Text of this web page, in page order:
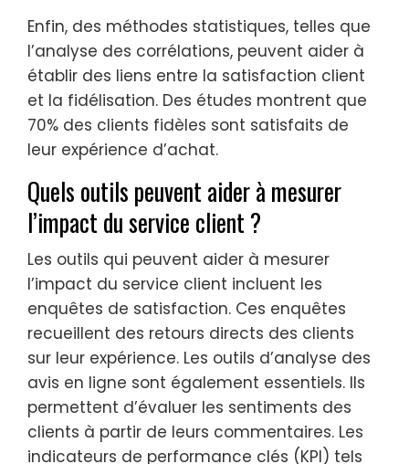
Enfin, des méthodes statistiques, telles que
l’analyse des corrélations, peuvent aider à
établir des liens entre la satisfaction client
et la fidélisation. Des études montrent que
70% des clients fidèles sont satisfaits de
leur expérience d’achat.
Quels outils peuvent aider à mesurer
l’impact du service client ?
Les outils qui peuvent aider à mesurer
l’impact du service client incluent les
enquêtes de satisfaction. Ces enquêtes
recueillent des retours directs des clients
sur leur expérience. Les outils d’analyse des
avis en ligne sont également essentiels. Ils
permettent d’évaluer les sentiments des
clients à partir de leurs commentaires. Les
indicateurs de performance clés (KPI) tels